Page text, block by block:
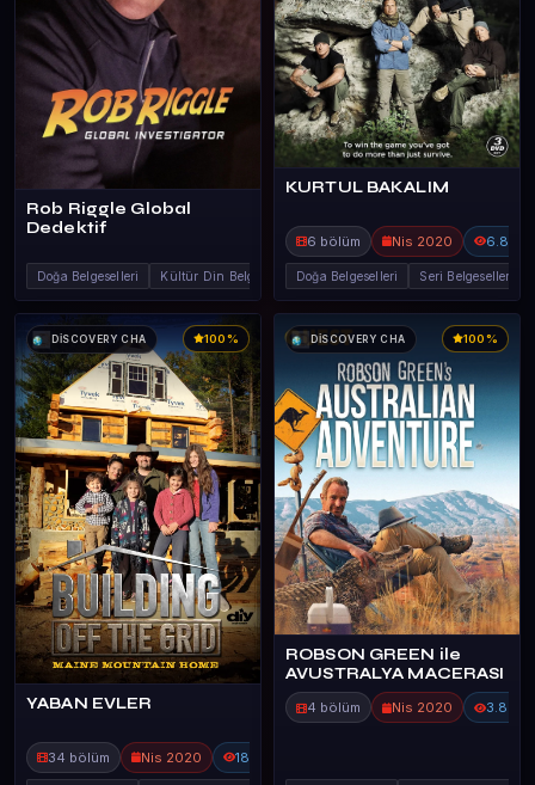
Rob Riggle Global
Dedektif
Doğa Belgeselleri Kültür Din Belge
KURTUL BAKALIM
6 bölüm Nis 2020 6.8B
Doğa Belgeselleri Seri Belgeseller
DİSCOVERY CHA 100%
YABAN EVLER
34 bölüm Nis 2020 18.0B
DİSCOVERY CHA 100%
ROBSON GREEN ile
AVUSTRALYA MACERASI
4 bölüm Nis 2020 3.8B